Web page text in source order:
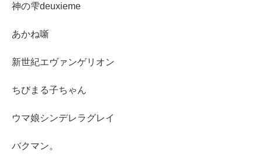
神の雫deuxieme
あかね噺
新世紀エヴァンゲリオン
ちびまる子ちゃん
ウマ娘シンデレラグレイ
バクマン。